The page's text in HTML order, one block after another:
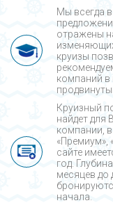
Мы всегда
отражены
круизы
компаний
Круизный
найдет для
компании, в
«Премиум»,
сайте
год.
месяцев до
начала.